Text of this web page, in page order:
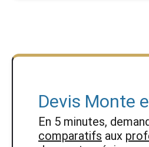
Devis Monte
En 5 minutes,
comparatifs aux